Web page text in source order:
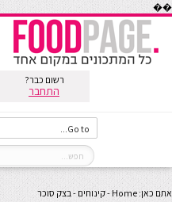
��
רשום כבר?
התחבר
אתם כאן: Home
-קינוחים -בצק סוכר